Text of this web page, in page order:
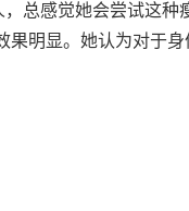
总感觉她会尝试这种
果明显。她认为对于